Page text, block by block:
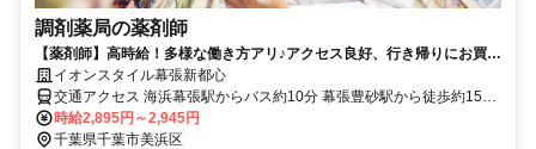
調剤薬局の薬剤師
【薬剤師】高時給！多様な働き方アリ♪アクセス良好、行き帰りにお買い
物OK！イオン薬局で働きませんか？
イオンスタイル幕張新都心
交通アクセス 海浜幕張駅からバス約10分 幕張豊砂駅から徒歩約15分
幕張本郷駅からバス約20分
時給2,895円～2,945円
千葉県千葉市美浜区